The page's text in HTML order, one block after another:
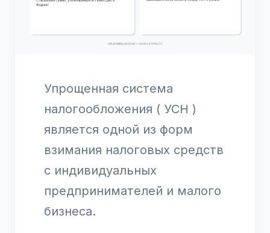
Упрощенная система
налогообложения ( УСН )
является одной из форм
взимания налоговых средств
с индивидуальных
предпринимателей и малого
бизнеса.